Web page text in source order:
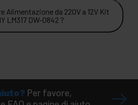
Alimentazione da 220V a 12V Kit
LM317 DW-0842 ?
Per favore,